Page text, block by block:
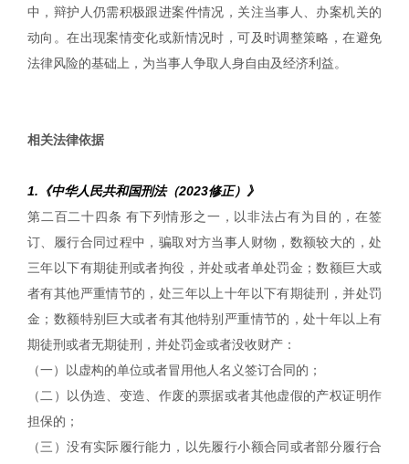
中，辩护人仍需积极跟进案件情况，关注当事人、办案机关的
动向。在出现案情变化或新情况时，可及时调整策略，在避免
法律风险的基础上，为当事人争取人身自由及经济利益。
相关法律依据
1.《中华人民共和国刑法（2023修正）》
第二百二十四条 有下列情形之一，以非法占有为目的，在签
订、履行合同过程中，骗取对方当事人财物，数额较大的，处
三年以下有期徒刑或者拘役，并处或者单处罚金；数额巨大或
者有其他严重情节的，处三年以上十年以下有期徒刑，并处罚
金；数额特别巨大或者有其他特别严重情节的，处十年以上有
期徒刑或者无期徒刑，并处罚金或者没收财产：
（一）以虚构的单位或者冒用他人名义签订合同的；
（二）以伪造、变造、作废的票据或者其他虚假的产权证明作
担保的；
（三）没有实际履行能力，以先履行小额合同或者部分履行合